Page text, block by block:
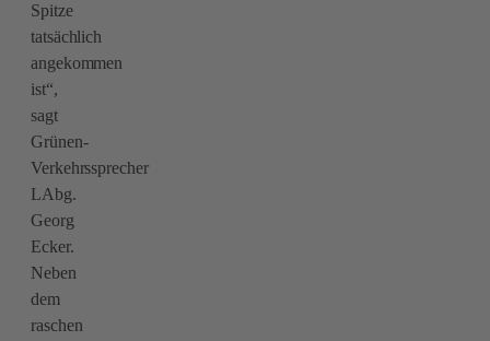
Spitze
tatsächlich
angekommen
ist“,
sagt
Grünen-
Verkehrssprecher
LAbg.
Georg
Ecker.
Neben
dem
raschen